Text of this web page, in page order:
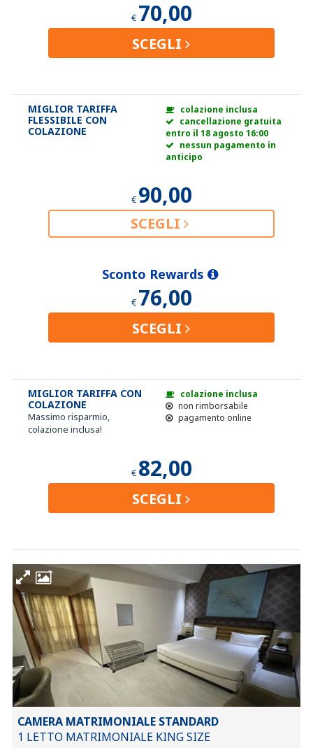
€ 70,00
SCEGLI
MIGLIOR TARIFFA
FLESSIBILE CON
COLAZIONE
colazione inclusa
cancellazione gratuita
entro il 18 agosto 16:00
nessun pagamento in
anticipo
€ 90,00
SCEGLI
Sconto Rewards
€ 76,00
SCEGLI
MIGLIOR TARIFFA CON
COLAZIONE
Massimo risparmio,
colazione inclusa!
colazione inclusa
non rimborsabile
pagamento online
€ 82,00
SCEGLI
CAMERA MATRIMONIALE STANDARD
1 LETTO MATRIMONIALE KING SIZE